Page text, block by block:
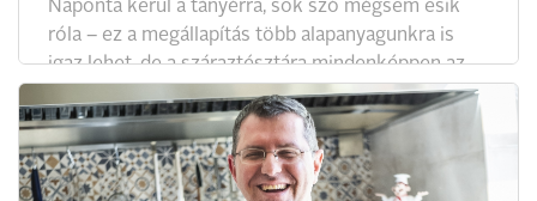
Naponta kerül a tányérra, sok szó mégsem esik
róla – ez a megállapítás több alapanyagunkra is
igaz lehet, de a száraztésztára mindenképpen az.
Most a tészták jeles képviselője, a csusza került a
szakértő tesztelők elé.